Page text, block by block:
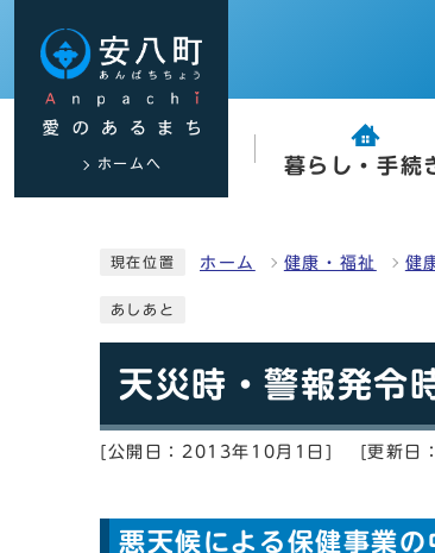
ホームへ 暮らし・手続
現在位置 ホーム 健康・福祉 健
あしあと
天災時・警報発令
[公開日：2013年10月1日] [更新日
悪天候による保健事業の